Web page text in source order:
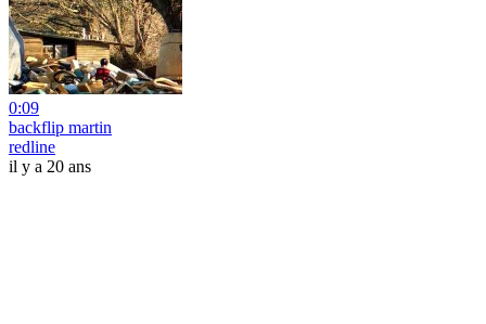
0:09
backflip martin
redline
il y a 20 ans